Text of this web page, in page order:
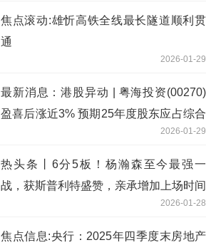
焦点滚动:雄忻高铁全线最长隧道顺利贯
通
2026-01-29
最新消息：港股异动 | 粤海投资(00270)
盈喜后涨近3% 预期25年度股东应占综合
2026-01-29
热头条丨6分5板！杨瀚森至今最强一
战，获斯普利特盛赞，亲承增加上场时间
2026-01-28
焦点信息:央行：2025年四季度末房地产